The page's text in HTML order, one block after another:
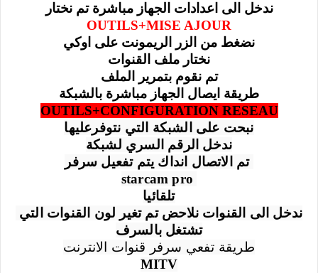
ندخل الى اعدادات الجهاز مباشرة تم نختار
OUTILS+MISE AJOUR
نضغط من الزر الريمونت على اوكي
نختار ملف القنوات
تم نقوم بتمرير الملف
طريقة ايصال الجهاز مباشرة بالشبكة
OUTILS+CONFIGURATION RESEAU
نبحت على الشبكة التي نتوفرعليها
ندخل الرقم السري لشبكة
تم الاتصال انداك يتم تفعيل سرفر
تلقائيا
تشتغل بالسرف
طريقة تفعي سرفر قنوات الانترنت
MITV